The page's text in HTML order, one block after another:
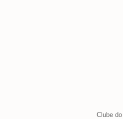
Clube